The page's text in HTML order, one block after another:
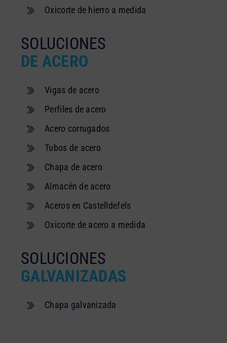
Oxicorte de hierro a medida
SOLUCIONES
DE ACERO
Vigas de acero
Perfiles de acero
Acero corrugados
Tubos de acero
Chapa de acero
Almacén de acero
Aceros en Castelldefels
Oxicorte de acero a medida
SOLUCIONES
GALVANIZADAS
Chapa galvanizada